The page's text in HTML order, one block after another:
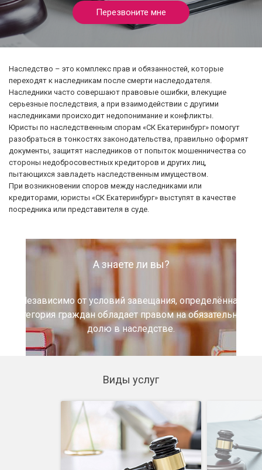
Взыскание долгов
Защита сделки
Наследство
О компании
Контакты
Перезвоните мне
Наследство – это комплекс прав и обязанностей, которые
переходят к наследникам после смерти наследодателя.
Наследники часто совершают правовые ошибки, влекущие
серьезные последствия, а при взаимодействии с другими
наследниками происходит недопонимание и конфликты.
Юристы по наследственным спорам «СК Екатеринбург» помогут
разобраться в тонкостях законодательства, правильно оформят
документы, защитят наследников от попыток мошенничества со
стороны недобросовестных кредиторов и других лиц,
пытающихся завладеть наследственным имуществом.
При возникновении споров между наследниками или
кредиторами, юристы «СК Екатеринбург» выступят в качестве
посредника или представителя в суде.
А знаете ли вы?
Независимо от условий завещания, определённая
категория граждан обладает правом на обязательную
долю в наследстве.
Виды услуг